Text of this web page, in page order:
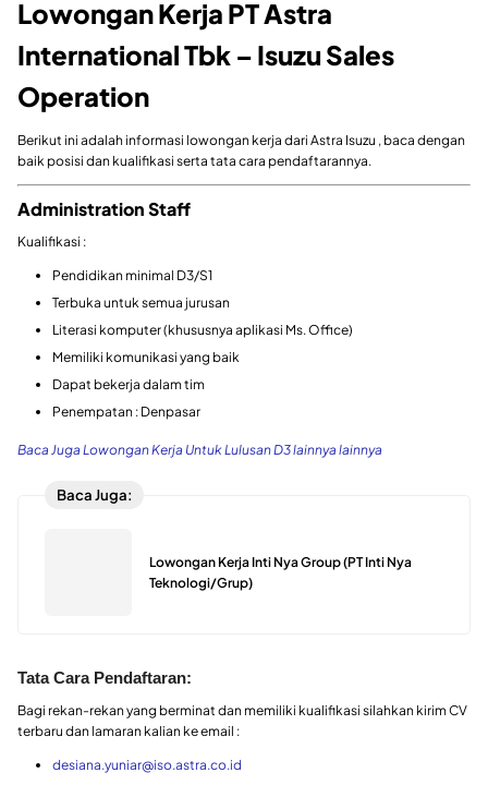
Lowongan Kerja PT Astra
International Tbk – Isuzu Sales
Operation
Berikut ini adalah informasi lowongan kerja dari Astra Isuzu , baca dengan
baik posisi dan kualifikasi serta tata cara pendaftarannya.
Administration Staff
Kualifikasi :
Pendidikan minimal D3/S1
Terbuka untuk semua jurusan
Literasi komputer (khususnya aplikasi Ms. Office)
Memiliki komunikasi yang baik
Dapat bekerja dalam tim
Penempatan : Denpasar
Baca Juga Lowongan Kerja Untuk Lulusan D3 lainnya lainnya
Baca Juga:
Lowongan Kerja Inti Nya Group (PT Inti Nya
Teknologi/Grup)
Tata Cara Pendaftaran:
Bagi rekan-rekan yang berminat dan memiliki kualifikasi silahkan kirim CV
terbaru dan lamaran kalian ke email :
desiana.yuniar@iso.astra.co.id